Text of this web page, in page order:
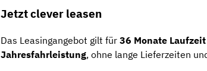
Jetzt clever leasen
Das Leasingangebot gilt für 36 Monate Laufzeit
Jahresfahrleistung, ohne lange Lieferzeiten